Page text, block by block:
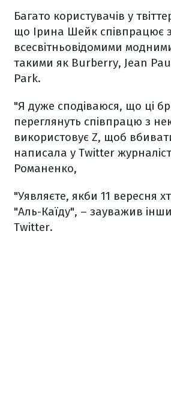
Багато користувачів у
що Ірина Шейк співпрацює з
всесвітньовідомими
такими як Burberry, Jean
Park.
"Я дуже сподіваюся, що ці
переглянуть співпрацю з
використовує Z, щоб
написала у Twitter
Романенко,
"Уявляєте, якби 11 вересня
"Аль-Каїду", – зауважив
Twitter.